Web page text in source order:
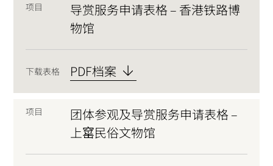
项目
导赏服务申请表格 – 香港铁路博
物馆
下载表格 PDF档案
项目
团体参观及导赏服务申请表格 –
上窰民俗文物馆